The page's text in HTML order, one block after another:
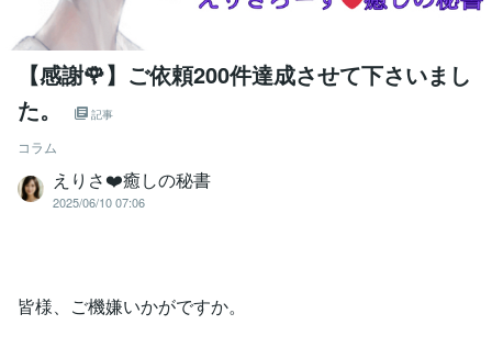
【感謝🌹】ご依頼200件達成させて下さいまし
た。
記事
コラム
えりさ❤️癒しの秘書
2025/06/10 07:06
皆様、ご機嫌いかがですか。